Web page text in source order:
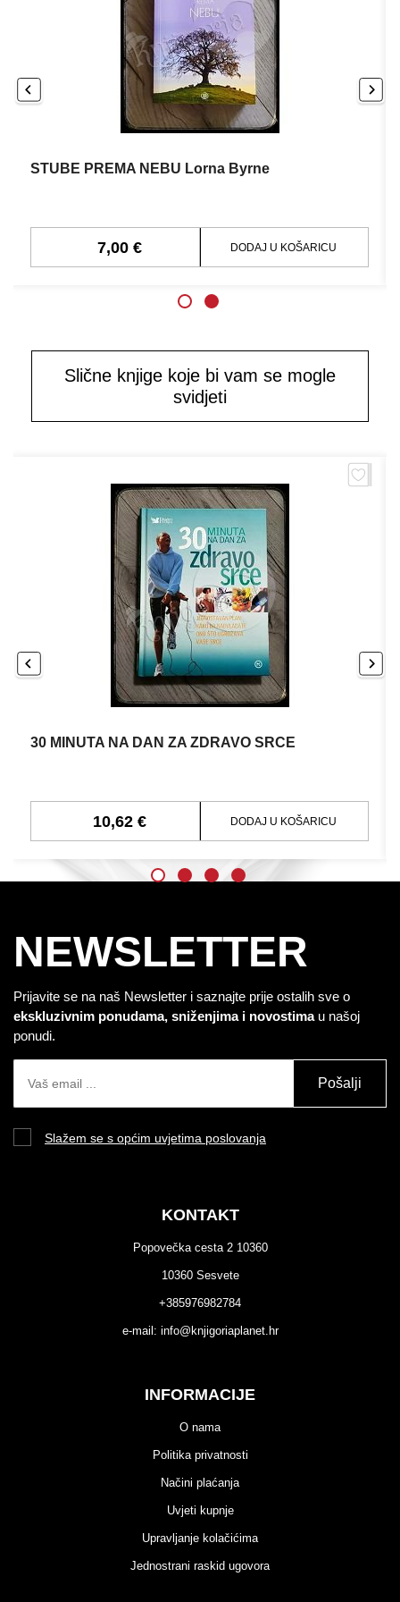
STUBE PREMA NEBU Lorna Byrne
7,00 € DODAJ U KOŠARICU
Slične knjige koje bi vam se mogle
svidjeti
30 MINUTA NA DAN ZA ZDRAVO SRCE
10,62 € DODAJ U KOŠARICU
NEWSLETTER
Prijavite se na naš Newsletter i saznajte prije ostalih sve o
ekskluzivnim ponudama, sniženjima i novostimau našoj
ponudi.
Pošalji
Slažem se s općim uvjetima poslovanja
KONTAKT
Popovečka cesta 2 10360
10360 Sesvete
+385976982784
e-mail: info@knjigoriaplanet.hr
INFORMACIJE
O nama
Politika privatnosti
Načini plaćanja
Uvjeti kupnje
Upravljanje kolačićima
Jednostrani raskid ugovora